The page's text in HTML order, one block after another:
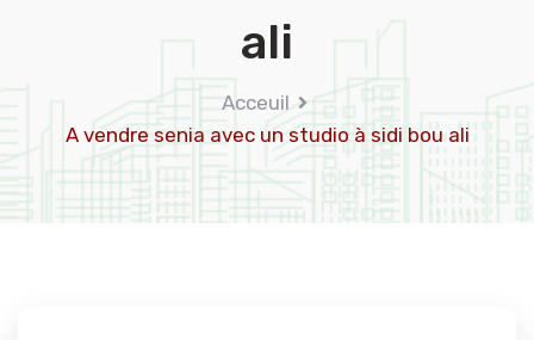
ali
Acceuil
A vendre senia avec un studio à sidi bou ali